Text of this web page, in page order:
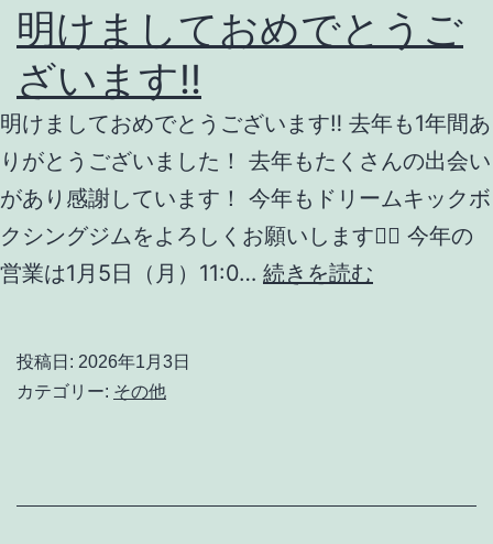
明けましておめでとうご
ざいます‼️
明けましておめでとうございます‼️ 去年も1年間あ
りがとうございました！ 去年もたくさんの出会い
があり感謝しています！ 今年もドリームキックボ
クシングジムをよろしくお願いします🙇‍♂️ 今年の
営業は1月5日（月）11:0… 続きを読む
投稿日: 2026年1月3日
カテゴリー: その他